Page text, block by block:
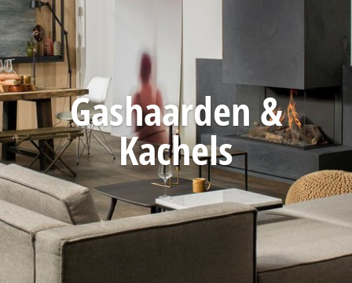
Gashaarden &
Kachels